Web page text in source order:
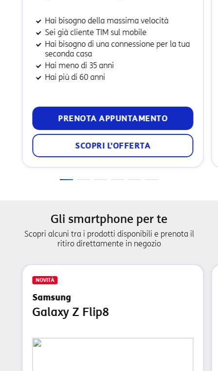
Hai bisogno della massima velocità
Sei già cliente TIM sul mobile
Hai bisogno di una connessione per la tua
seconda casa
Hai meno di 35 anni
Hai più di 60 anni
PRENOTA APPUNTAMENTO
SCOPRI L'OFFERTA
Gli smartphone per te
Scopri alcuni tra i prodotti disponibili e prenota il
ritiro direttamente in negozio
NOVITÀ
Samsung
Galaxy Z Flip8